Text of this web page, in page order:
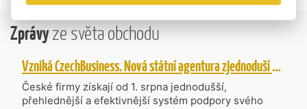
Zprávyze světa obchodu
Vzniká CzechBusiness. Nová státní agentura zjednoduší podporu českých firem
České firmy získají od 1. srpna jednodušší,
přehlednější a efektivnější systém podpory svého